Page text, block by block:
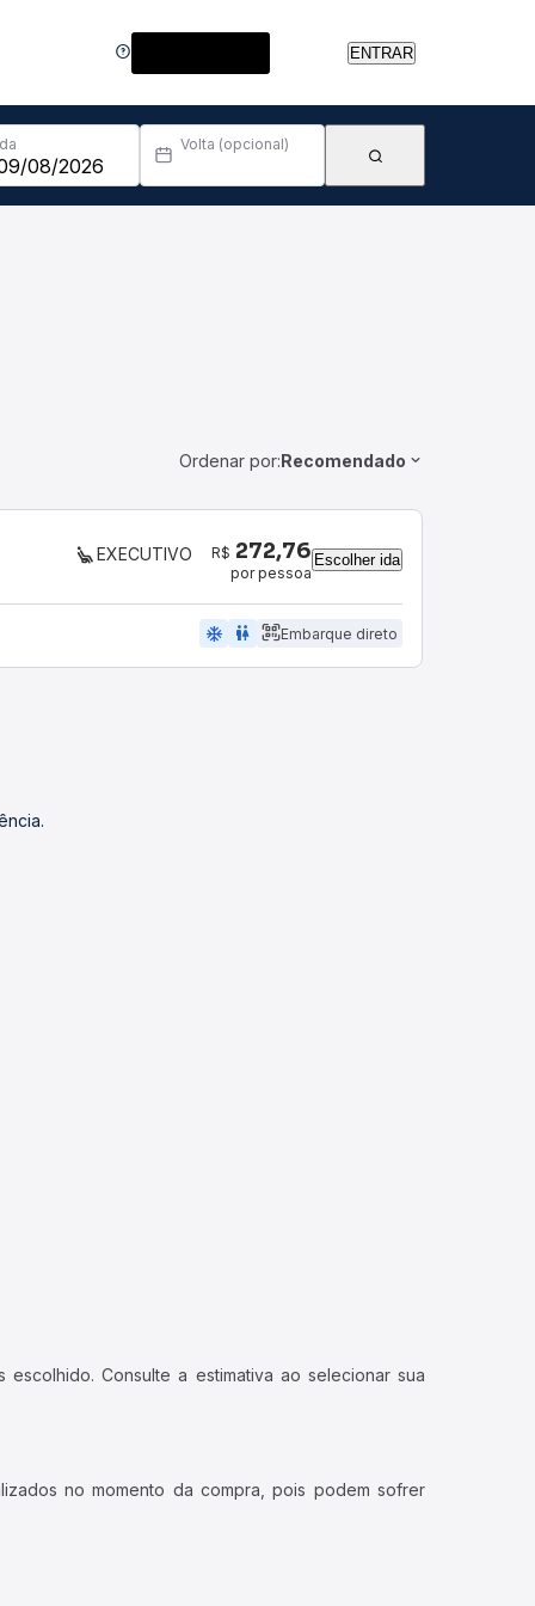
ENTRAR
Volta (opcional)
Ordenar por:Recomendado
EXECUTIVO R$ 272,76
por pessoa
Escolher ida
ac_unit wc Embarque direto
Consulte a estimativa ao selecionar sua
no momento da compra, pois podem sofrer